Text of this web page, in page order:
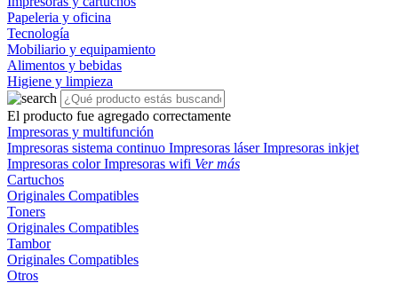
Papeleria y oficina
Tecnología
Mobiliario y equipamiento
Alimentos y bebidas
Higiene y limpieza
El producto fue agregado correctamente
Impresoras y multifunción
Impresoras sistema continuo Impresoras láserImpresoras inkjet
Impresoras colorImpresoras wifi Ver más
Cartuchos
Originales Compatibles
Toners
Originales Compatibles
Tambor
Originales Compatibles
Otros